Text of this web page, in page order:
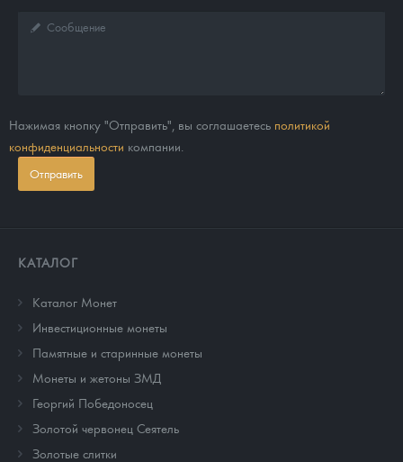
Нажимая кнопку "Отправить", вы соглашаетесь политикой
конфиденциальности компании.
Отправить
КАТАЛОГ
Каталог Монет
Инвестиционные монеты
Памятные и старинные монеты
Монеты и жетоны ЗМД
Георгий Победоносец
Золотой червонец Сеятель
Золотые слитки